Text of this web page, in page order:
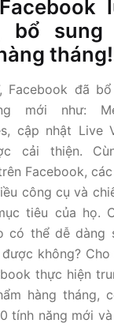
bổ sung
tháng!
Facebook đã
mới như:
cập nhật Live
cải thiện.
Facebook,
công cụ và
tiêu của họ.
có thể dễ dàng
không? Cho
thực hiện
hàng tháng,
tính năng mới